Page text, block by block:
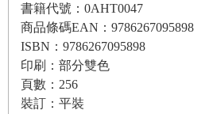
Chapter 3想過更好，就對自
強逼結果未必好，專注「當下能做的
無須感罪惡，尊重「不想做」的心情
差，超爛」、「我得再加把勁」、「
你是否這樣想過：「這不是很基本的
本廢柴一個。」
書籍代號：0AHT0047
商品條碼EAN：9786267095898
ISBN：9786267095898
印刷：部分雙色
頁數：256
裝訂：平裝